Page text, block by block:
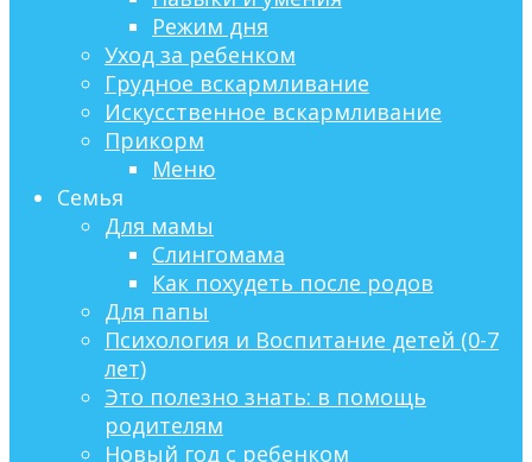
Режим дня
Уход за ребенком
Грудное вскармливание
Искусственное вскармливание
Прикорм
Меню
Семья
Для мамы
Слингомама
Как похудеть после родов
Для папы
Психология и Воспитание детей (0-7
лет)
Это полезно знать: в помощь
родителям
Новый год с ребенком